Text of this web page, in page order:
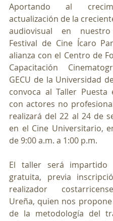
Aportando al
actualización de la
audiovisual en
Festival de Cine Ícaro
alianza con el Centro de
Capacitación
GECU de la Universidad
convoca al Taller Puesta
con actores no
realizará del 22 al 24 de
en el Cine Universitario,
de 9:00 a.m. a 1:00 p.m.
El taller será impartido
gratuita, previa
realizador
Ureña, quien nos
de la metodología del